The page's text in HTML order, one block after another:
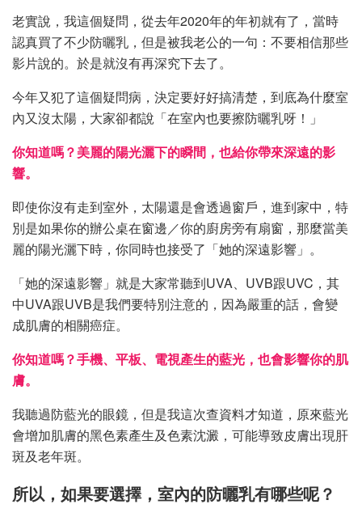
老實說，我這個疑問，從去年2020年的年初就有了，當時
認真買了不少防曬乳，但是被我老公的一句：不要相信那些
影片說的。於是就沒有再深究下去了。
今年又犯了這個疑問病，決定要好好搞清楚，到底為什麼室
內又沒太陽，大家卻都說「在室內也要擦防曬乳呀！」
你知道嗎？美麗的陽光灑下的瞬間，也給你帶來深遠的影
響。
即使你沒有走到室外，太陽還是會透過窗戶，進到家中，特
別是如果你的辦公桌在窗邊／你的廚房旁有扇窗，那麼當美
麗的陽光灑下時，你同時也接受了「她的深遠影響」。
「她的深遠影響」就是大家常聽到UVA、UVB跟UVC，其
中UVA跟UVB是我們要特別注意的，因為嚴重的話，會變
成肌膚的相關癌症。
你知道嗎？手機、平板、電視產生的藍光，也會影響你的肌
膚。
我聽過防藍光的眼鏡，但是我這次查資料才知道，原來藍光
會增加肌膚的黑色素產生及色素沈澱，可能導致皮膚出現肝
斑及老年斑。
所以，如果要選擇，室內的防曬乳有哪些呢？